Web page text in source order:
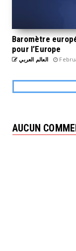
Baromètre
pour l’Europe
العالم العربي
AUCUN